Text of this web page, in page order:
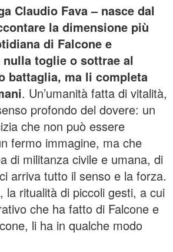
Claudio Fava – nasce dal
la dimensione più
di Falcone e
toglie o sottrae al
battaglia, ma li completa
. Un’umanità fatta di vitalità,
profondo del dovere: un
che non può essere
fermo immagine, ma che
di militanza civile e umana, di
arriva tutto il senso e la forza.
la ritualità di piccoli gesti, a cui
che ha fatto di Falcone e
li ha in qualche modo